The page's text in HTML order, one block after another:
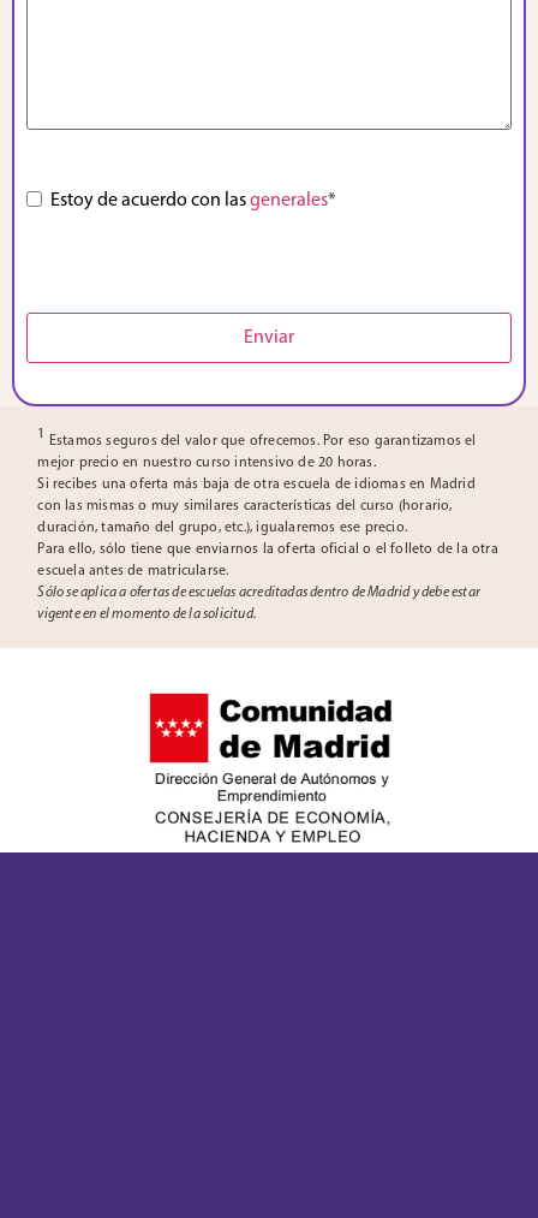
Consentimiento*
Estoy de acuerdo con lasgenerales*
Enviar
1
Estamos seguros del valor que ofrecemos. Por eso garantizamos el
mejor precio en nuestro curso intensivo de 20 horas.
Si recibes una oferta más baja de otra escuela de idiomas en Madrid
con las mismas o muy similares características del curso (horario,
duración, tamaño del grupo, etc.), igualaremos ese precio.
Para ello, sólo tiene que enviarnos la oferta oficial o el folleto de la otra
escuela antes de matricularse.
Sólo se aplica a ofertas de escuelas acreditadas dentro de Madrid y debe estar
vigente en el momento de la solicitud.